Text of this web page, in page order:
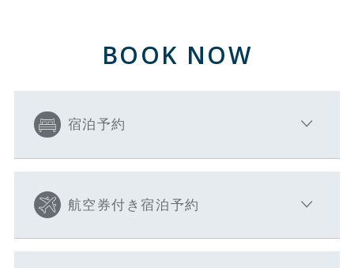
BOOK NOW
宿泊予約
航空券付き宿泊予約